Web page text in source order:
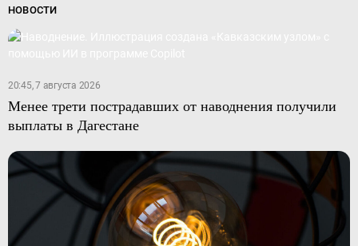
НОВОСТИ
20:45, 7 августа 2026
Менее трети пострадавших от наводнения получили
выплаты в Дагестане